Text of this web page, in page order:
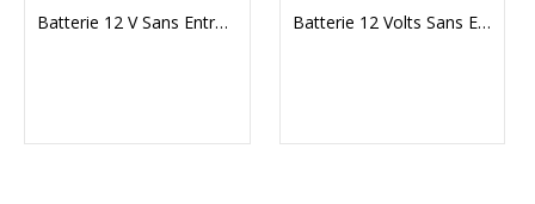
Batterie 12 V Sans Entretien (537-5488) Batterie 12 Volts Sans Entretien (537-7305)